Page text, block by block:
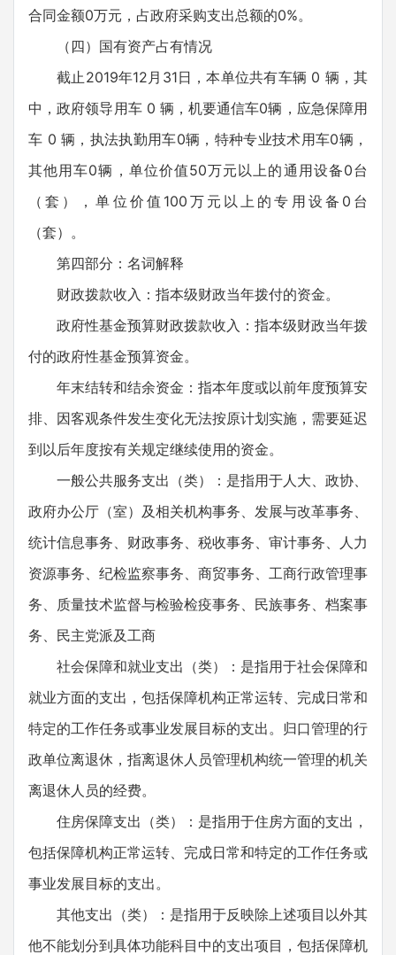
合同金额0万元，占政府采购支出总额的0%。
（四）国有资产占有情况
截止2019年12月31日，本单位共有车辆 0 辆，其
中，政府领导用车 0 辆，机要通信车0辆，应急保障用
车 0 辆，执法执勤用车0辆，特种专业技术用车0辆，
其他用车0辆，单位价值50万元以上的通用设备0台
（套），单位价值100万元以上的专用设备0台
（套）。
第四部分：名词解释
财政拨款收入：指本级财政当年拨付的资金。
政府性基金预算财政拨款收入：指本级财政当年拨
付的政府性基金预算资金。
年末结转和结余资金：指本年度或以前年度预算安
排、因客观条件发生变化无法按原计划实施，需要延迟
到以后年度按有关规定继续使用的资金。
一般公共服务支出（类）：是指用于人大、政协、
政府办公厅（室）及相关机构事务、发展与改革事务、
统计信息事务、财政事务、税收事务、审计事务、人力
资源事务、纪检监察事务、商贸事务、工商行政管理事
务、质量技术监督与检验检疫事务、民族事务、档案事
务、民主党派及工商
社会保障和就业支出（类）：是指用于社会保障和
就业方面的支出，包括保障机构正常运转、完成日常和
特定的工作任务或事业发展目标的支出。归口管理的行
政单位离退休，指离退休人员管理机构统一管理的机关
离退休人员的经费。
住房保障支出（类）：是指用于住房方面的支出，
包括保障机构正常运转、完成日常和特定的工作任务或
事业发展目标的支出。
其他支出（类）：是指用于反映除上述项目以外其
他不能划分到具体功能科目中的支出项目，包括保障机